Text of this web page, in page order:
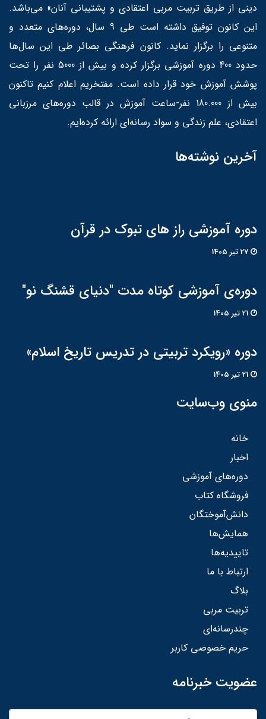
دینی از طریق تربیت مربی اعتقادی و پشتیبانی آنان» می‌باشد.
این کانون توفیق داشته است طی 9 سال، دوره‌های متعدد و
متنوعی را برگزار نماید. کانون فرهنگی بصائر طی این سال‌ها
حدود 400 دوره آموزشی برگزار کرده و بیش از 5000 نفر را تحت
پوشش آموزش خود قرار داده است. مفتخریم اعلام کنیم تاکنون
بیش از 180.000 نفر-ساعت آموزش در قالب دوره‌های مرزبانی
اعتقادی، علم زندگی و سواد رسانه‌ای ارائه کرده‌ایم.
آخرین نوشته‌ها
دوره آموزشی راز های تبوک در قرآن
دوره‌ی آموزشی کوتاه مدت "دنیای قشنگ نو"
دوره «رویکرد تربیتی در تدریس تاریخ اسلام»
منوی وب‌سایت
خانه
اخبار
دوره‌های آموزشی
فروشگاه کتاب
دانش‌آموختگان
همایش‌ها
تاییدیه‌ها
ارتباط با ما
بلاگ
تربیت مربی
چندرسانه‌ای
حریم خصوصی کاربر
عضویت خبرنامه